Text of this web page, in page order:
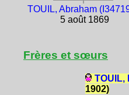
TOUIL, Abraham
5 août 1869
Frères et sœurs
TOUIL,
1902)